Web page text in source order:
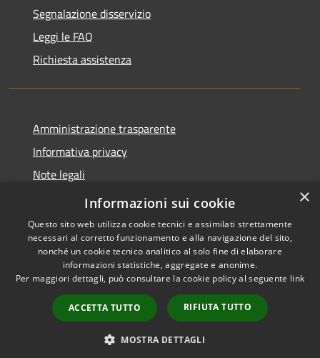
Segnalazione disservizio
Leggi le FAQ
Richiesta assistenza
Amministrazione trasparente
Informativa privacy
Note legali
Dichiarazione di accessibilità
Accessibilità
Copyright © 2026 • Comune di
Marcedusa • Powered by
Municipium•
Accesso
redazione
×
Informazioni sui cookie
Questo sito web utilizza cookie tecnici e assimilati strettamente
necessari al corretto funzionamento e alla navigazione del sito,
nonché un cookie tecnico analitico al solo fine di elaborare
informazioni statistiche, aggregate e anonime.
Per maggiori dettagli, può consultare la cookie policy al seguente link
ACCETTA TUTTO RIFIUTA TUTTO
MOSTRA DETTAGLI